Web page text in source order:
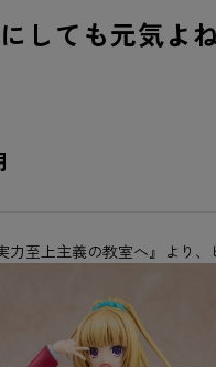
にしても元気よ
力至上主義の教室へ』より